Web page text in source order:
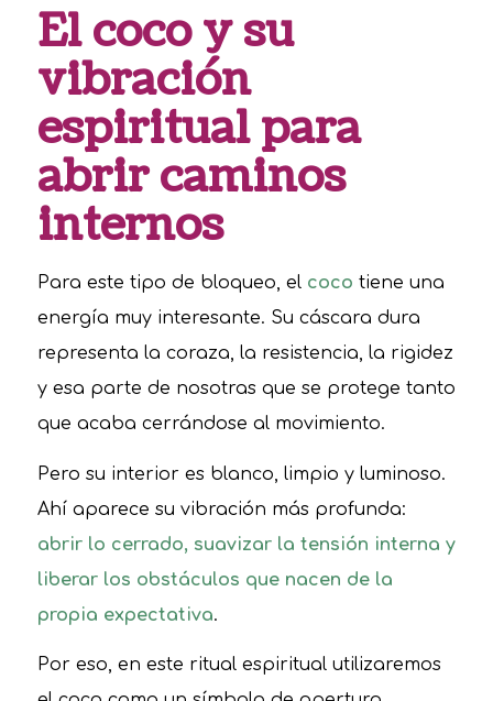
El coco y su
vibración
espiritual para
abrir caminos
internos
Para este tipo de bloqueo, el coco tiene una
energía muy interesante. Su cáscara dura
representa la coraza, la resistencia, la rigidez
y esa parte de nosotras que se protege tanto
que acaba cerrándose al movimiento.
Pero su interior es blanco, limpio y luminoso.
Ahí aparece su vibración más profunda:
abrir lo cerrado, suavizar la tensión interna y
liberar los obstáculos que nacen de la
propia expectativa.
Por eso, en este ritual espiritual utilizaremos